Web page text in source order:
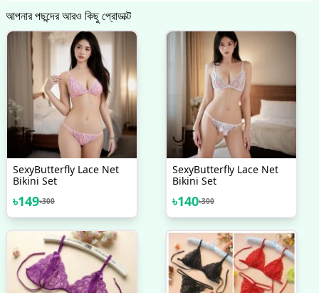
আপনার পছন্দের আরও কিছু প্রোডাক্ট
SexyButterfly Lace Net
Bikini Set
৳149৳300
SexyButterfly Lace Net
Bikini Set
৳140৳300